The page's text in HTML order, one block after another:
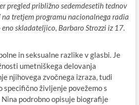
pregled približno sedemdesetih tednov
na tretjem programu nacionalnega radia
skladateljico, Barbaro Strozzi iz 17.
in seksualne razlike v glasbi. Je
umetniškega delovanja
njihovega zvočnega izraza, tudi
specifično življenje povežemo s
podrobno opisuje biografije